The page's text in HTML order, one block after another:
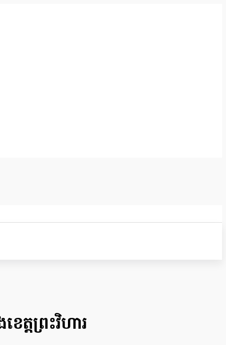
ត្តព្រះវិហារ